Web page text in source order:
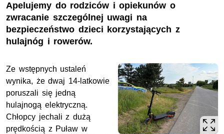
Apelujemy do rodziców i opiekunów o
zwracanie szczególnej uwagi na
bezpieczeństwo dzieci korzystających z
hulajnóg i rowerów.
Ze wstępnych ustaleń
wynika, że dwaj 14-latkowie
poruszali się jedną
hulajnogą elektryczną.
Chłopcy jechali z dużą
prędkością z Puław w